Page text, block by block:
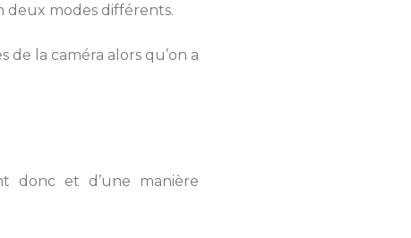
deux modes différents.
de la caméra alors qu’on a
donc et d’une manière